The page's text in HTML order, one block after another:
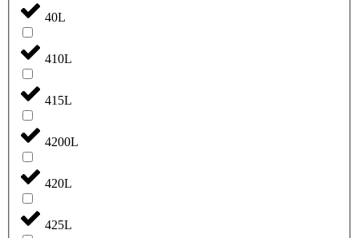
40L
410L
415L
4200L
420L
425L